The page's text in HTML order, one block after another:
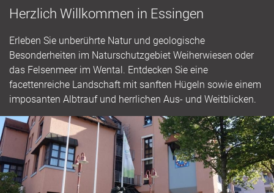
Herzlich Willkommen in Essingen
Erleben Sie unberührte Natur und geologische
Besonderheiten im Naturschutzgebiet Weiherwiesen oder
das Felsenmeer im Wental. Entdecken Sie eine
facettenreiche Landschaft mit sanften Hügeln sowie einem
imposanten Albtrauf und herrlichen Aus- und Weitblicken.